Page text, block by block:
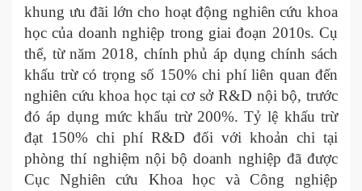
khung ưu đãi lớn cho hoạt động nghiên cứu khoa
học của doanh nghiệp trong giai đoạn 2010s. Cụ
thể, từ năm 2018, chính phủ áp dụng chính sách
khấu trừ có trọng số 150% chi phí liên quan đến
nghiên cứu khoa học tại cơ sở R&D nội bộ, trước
đó áp dụng mức khẩu trừ 200%. Tỷ lệ khấu trừ
đạt 150% chi phí R&D đối với khoản chi tại
phòng thí nghiệm nội bộ doanh nghiệp đã được
Cục Nghiên cứu Khoa học và Công nghiệp